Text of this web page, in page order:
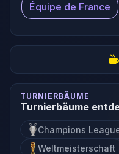
Équipe de France
TURNIERBÄUME
Turnierbäume
Champions
Weltmeisterschaft